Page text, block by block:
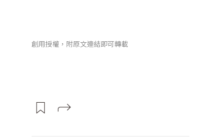
創用授權，附原文連結即可轉載